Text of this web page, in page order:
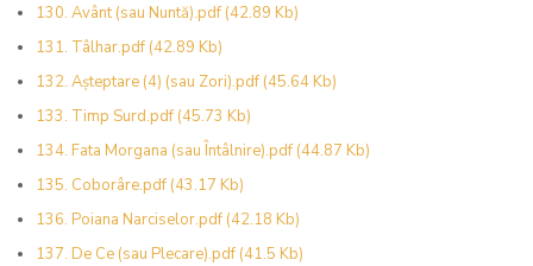
130. Avânt (sau Nuntă).pdf (42.89 Kb)
131. Tâlhar.pdf (42.89 Kb)
132. Așteptare (4) (sau Zori).pdf (45.64 Kb)
133. Timp Surd.pdf (45.73 Kb)
134. Fata Morgana (sau Întâlnire).pdf (44.87 Kb)
135. Coborâre.pdf (43.17 Kb)
136. Poiana Narciselor.pdf (42.18 Kb)
137. De Ce (sau Plecare).pdf (41.5 Kb)